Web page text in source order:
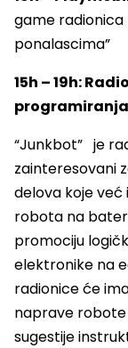
game radionica
ponalascima”
15h – 19h:
“Junkbot” je
zainteresovani
delova koje već
robota na
promociju
elektronike na
radionice će
naprave robote
sugestije